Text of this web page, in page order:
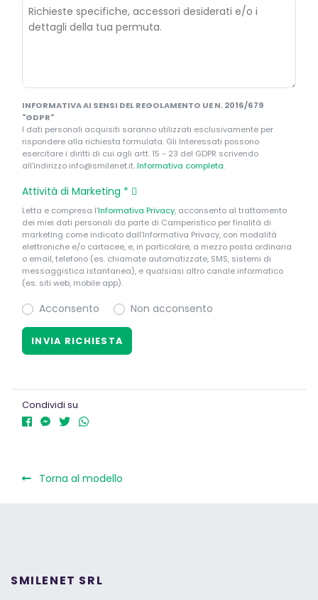
INFORMATIVA AI SENSI DEL REGOLAMENTO UE N. 2016/679
"GDPR"
I dati personali acquisiti saranno utilizzati esclusivamente per
rispondere alla richiesta formulata. Gli Interessati possono
esercitare i diritti di cui agli artt. 15 - 23 del GDPR scrivendo
all'indirizzo info@smilenet.it.Informativa completa.
Attività di Marketing *
Letta e compresa l’Informativa Privacy, acconsento al trattamento
dei miei dati personali da parte di Camperistico per finalità di
marketing come indicato dall’Informativa Privacy, con modalità
elettroniche e/o cartacee, e, in particolare, a mezzo posta ordinaria
o email, telefono (es. chiamate automatizzate, SMS, sistemi di
messaggistica istantanea), e qualsiasi altro canale informatico
(es. siti web, mobile app).
Acconsento Non acconsento
Condividi su
Torna al modello
SMILENET SRL